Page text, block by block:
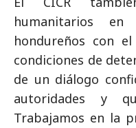
humanitarios
hondureños con
condiciones de
de un diálogo
autoridades y
Trabajamos en la